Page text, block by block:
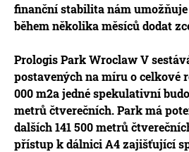
finanční stabilita nám
během několika měsíců dodat
Prologis Park Wroclaw V
postavených na míru o celkové
000 m2a jedné spekulativní
metrů čtverečních. Park má
dalších 141 500 metrů
přístup k dálnici A4 zajišťující